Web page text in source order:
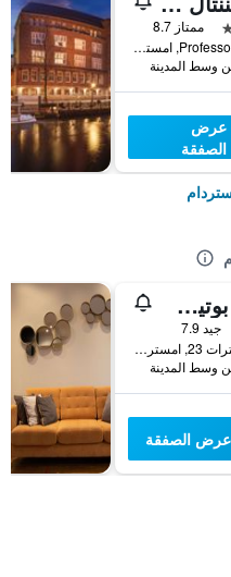
ممتاز 8.7
Professor Tulpplein 1, امستردام, مقاطعة شمال هولندا, هولندا
عرض
الصفقة
ليوناردو بوتيك هوتل أمستردام فوندل بارك
جيد 7.9
تيسوسخاديسترات 23, امستردام, مقاطعة شمال هولندا, هولندا
عرض الصفقة